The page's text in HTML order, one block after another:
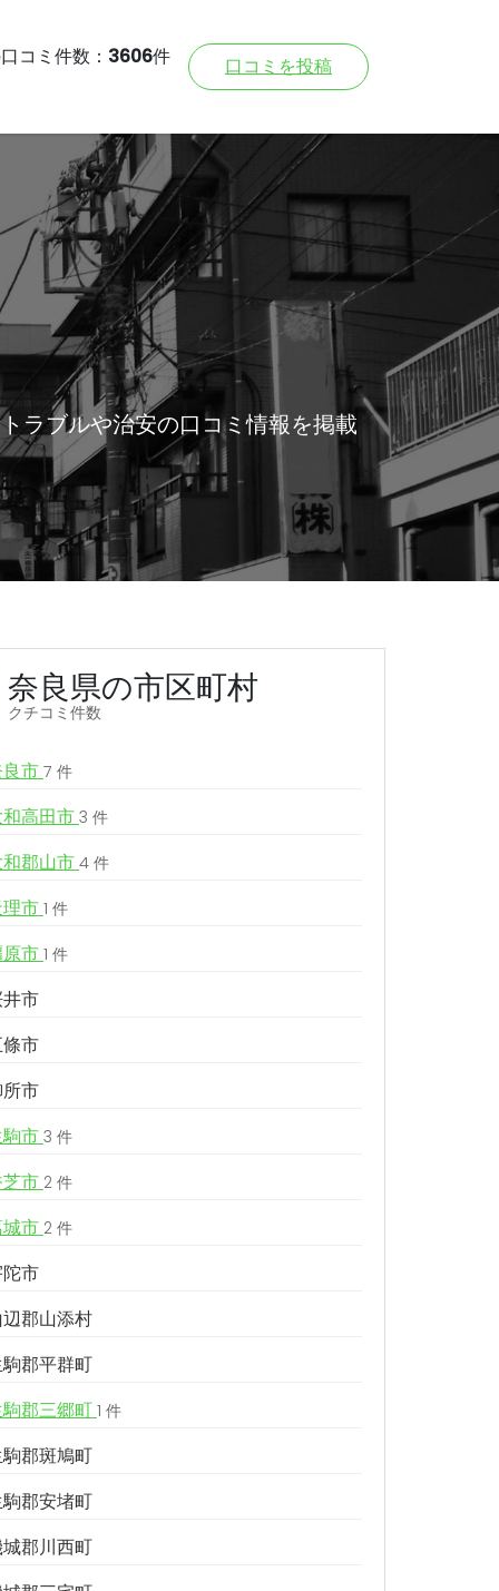
コミ件数： 3606件 口コミを投稿
ラブルや治安の口コミ情報を掲載
奈良県の市区町村
クチコミ件数
市 7 件
高田市3 件
郡山市4 件
市1 件
市 1 件
市
市
市
市 3 件
市 2 件
市 2 件
市
郡山添村
郡平群町
郡三郷町 1 件
郡斑鳩町
郡安堵町
郡川西町